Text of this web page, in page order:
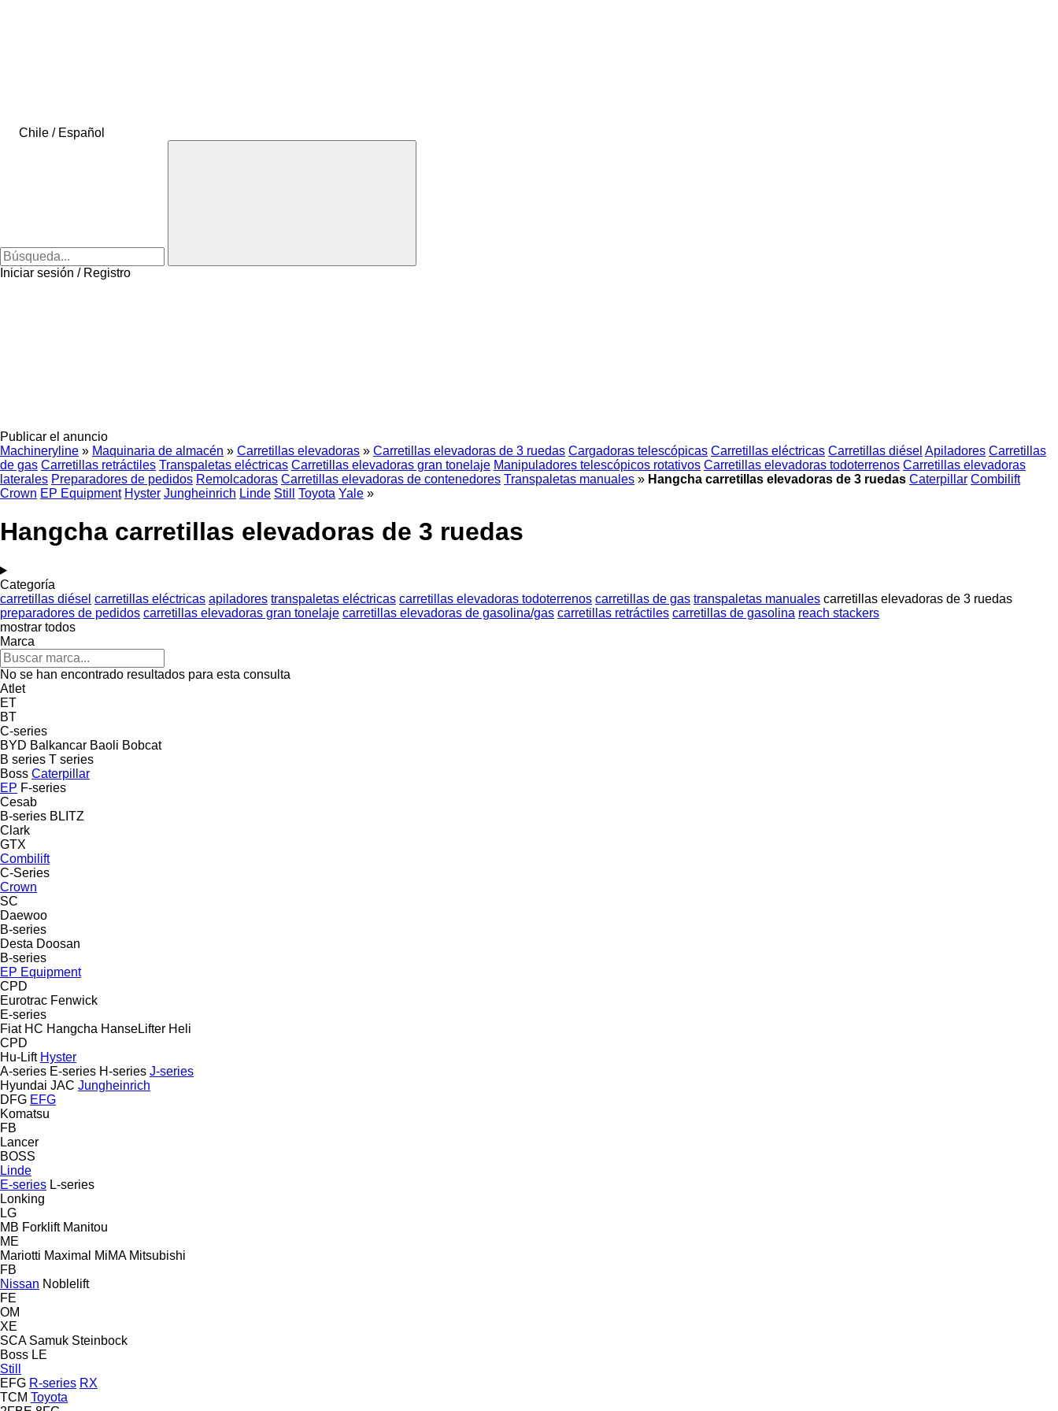
Chile / Español
Iniciar sesión / Registro
Publicar el anuncio
Machineryline » Maquinaria de almacén » Carretillas elevadoras » Carretillas elevadoras de 3 ruedas Cargadoras telescópicas Carretillas eléctricas Carretillas diésel Apiladores Carretillas
de gas Carretillas retráctiles Transpaletas eléctricas Carretillas elevadoras gran tonelaje Manipuladores telescópicos rotativos Carretillas elevadoras todoterrenos Carretillas elevadoras
laterales Preparadores de pedidos Remolcadoras Carretillas elevadoras de contenedores Transpaletas manuales » Hangcha carretillas elevadoras de 3 ruedas Caterpillar Combilift
Crown EP Equipment Hyster Jungheinrich Linde Still Toyota Yale »
Hangcha carretillas elevadoras de 3 ruedas
Categoría
carretillas diésel carretillas eléctricas apiladores transpaletas eléctricas carretillas elevadoras todoterrenos carretillas de gas transpaletas manuales carretillas elevadoras de 3 ruedas
preparadores de pedidos carretillas elevadoras gran tonelaje carretillas elevadoras de gasolina/gas carretillas retráctiles carretillas de gasolina reach stackers
mostrar todos
Marca
No se han encontrado resultados para esta consulta
Atlet
ET
BT
C-series
BYD Balkancar Baoli Bobcat
B series T series
Boss Caterpillar
EP F-series
Cesab
B-series BLITZ
Clark
GTX
Combilift
C-Series
Crown
SC
Daewoo
B-series
Desta Doosan
B-series
EP Equipment
CPD
Eurotrac Fenwick
E-series
Fiat HC Hangcha HanseLifter Heli
CPD
Hu-Lift Hyster
A-series E-series H-series J-series
Hyundai JAC Jungheinrich
DFG EFG
Komatsu
FB
Lancer
BOSS
Linde
E-series L-series
Lonking
LG
MB Forklift Manitou
ME
Mariotti Maximal MiMA Mitsubishi
FB
Nissan Noblelift
FE
OM
XE
SCA Samuk Steinbock
Boss LE
Still
EFG R-series RX
TCM Toyota